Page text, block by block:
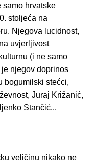
samo hrvatske
stoljeća na
Njegova lucidnost,
uvjerljivost
(i ne samo
njegov doprinos
bogumilski stećci,
Juraj Križanić,
Stančić...
veličinu nikako ne